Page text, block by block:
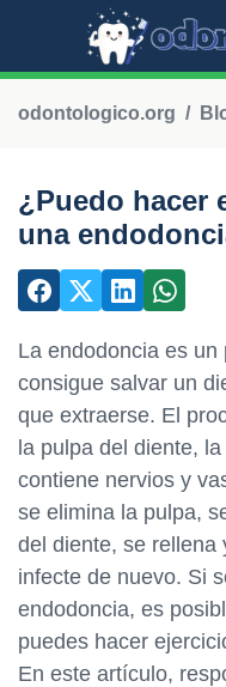
odontologico.org
¿Puedo hacer
una
La endodoncia es
consigue salvar un
que extraerse. El
la pulpa del diente,
contiene nervios y
se elimina la pulpa,
del diente, se rellena
infecte de nuevo. Si
endodoncia, es
puedes hacer
En este artículo,